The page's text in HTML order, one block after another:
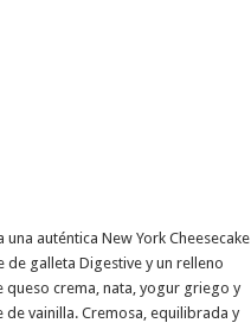
una auténtica New York Cheesecake
de galleta Digestive y un relleno
queso crema, nata, yogur griego y
de vainilla. Cremosa, equilibrada y